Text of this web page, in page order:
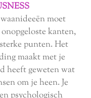
moet
kanten,
punten. Het
maakt met je
heeft geweten wat
om je heen. Je